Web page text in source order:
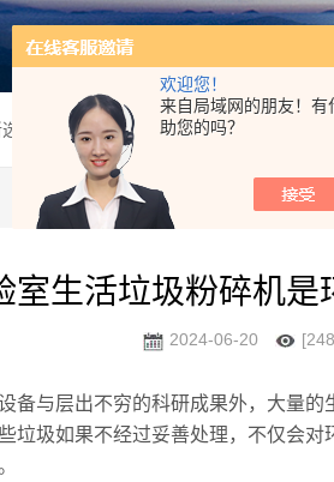
欢迎您！
来自局域网的朋友！有
助您的吗？
择
室生活垃圾粉碎机是
2024-06-20
与层出不穷的科研成果外，大量的
垃圾如果不经过妥善处理，不仅会